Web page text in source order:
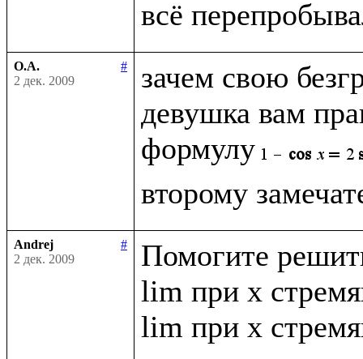
О.А.
#
2 дек. 2009
зачем свою
девушка вам
формулу
Andrej
#
2 дек. 2009
Помогите
lim при x